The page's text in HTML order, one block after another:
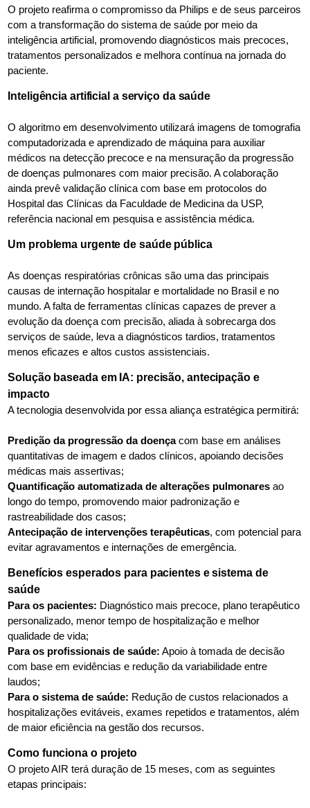
O projeto reafirma o compromisso da Philips e de seus parceiros
com a transformação do sistema de saúde por meio da
inteligência artificial, promovendo diagnósticos mais precoces,
tratamentos personalizados e melhora contínua na jornada do
paciente.
Inteligência artificial a serviço da saúde
O algoritmo em desenvolvimento utilizará imagens de tomografia
computadorizada e aprendizado de máquina para auxiliar
médicos na detecção precoce e na mensuração da progressão
de doenças pulmonares com maior precisão. A colaboração
ainda prevê validação clínica com base em protocolos do
Hospital das Clínicas da Faculdade de Medicina da USP,
referência nacional em pesquisa e assistência médica.
Um problema urgente de saúde pública
As doenças respiratórias crônicas são uma das principais
causas de internação hospitalar e mortalidade no Brasil e no
mundo. A falta de ferramentas clínicas capazes de prever a
evolução da doença com precisão, aliada à sobrecarga dos
serviços de saúde, leva a diagnósticos tardios, tratamentos
menos eficazes e altos custos assistenciais.
Solução baseada em IA: precisão, antecipação e
impacto
A tecnologia desenvolvida por essa aliança estratégica permitirá:
Predição da progressão da doençacom base em análises
quantitativas de imagem e dados clínicos, apoiando decisões
médicas mais assertivas;
Quantificação automatizada de alterações pulmonares ao
longo do tempo, promovendo maior padronização e
rastreabilidade dos casos;
Antecipação de intervenções terapêuticas, com potencial para
evitar agravamentos e internações de emergência.
Benefícios esperados para pacientes e sistema de
saúde
Para os pacientes: Diagnóstico mais precoce, plano terapêutico
personalizado, menor tempo de hospitalização e melhor
qualidade de vida;
Para os profissionais de saúde: Apoio à tomada de decisão
com base em evidências e redução da variabilidade entre
laudos;
Para o sistema de saúde: Redução de custos relacionados a
hospitalizações evitáveis, exames repetidos e tratamentos, além
de maior eficiência na gestão dos recursos.
Como funciona o projeto
O projeto AIR terá duração de 15 meses, com as seguintes
etapas principais: